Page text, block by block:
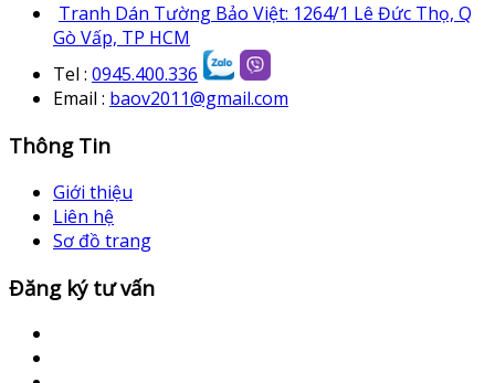
Tranh Dán Tường Bảo Việt: 1264/1 Lê Đức Thọ, Q
Gò Vấp, TP HCM
Tel : 0945.400.336
Email : baov2011@gmail.com
Thông Tin
Giới thiệu
Liên hệ
Sơ đồ trang
Đăng ký tư vấn